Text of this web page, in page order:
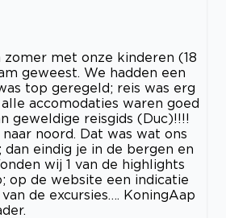
met onze kinderen (18
geweest. We hadden een
top geregeld; reis was erg
accomodaties waren goed
geweldige reisgids (Duc)!!!!
noord. Dat was wat ons
eindig je in de bergen en
wij 1 van de highlights
op de website een indicatie
de excursies…. KoningAap